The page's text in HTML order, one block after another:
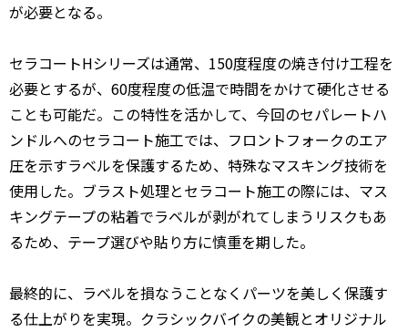
が必要となる。
セラコートHシリーズは通常、150度程度の焼き付け工程を
必要とするが、60度程度の低温で時間をかけて硬化させる
ことも可能だ。この特性を活かして、今回のセパレートハ
ンドルへのセラコート施工では、フロントフォークのエア
圧を示すラベルを保護するため、特殊なマスキング技術を
使用した。ブラスト処理とセラコート施工の際には、マス
キングテープの粘着でラベルが剥がれてしまうリスクもあ
るため、テープ選びや貼り方に慎重を期した。
最終的に、ラベルを損なうことなくパーツを美しく保護す
る仕上がりを実現。クラシックバイクの美観とオリジナル